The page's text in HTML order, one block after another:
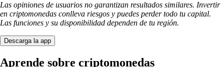
Las opiniones de usuarios no garantizan resultados similares. Invertir
en criptomonedas conlleva riesgos y puedes perder todo tu capital.
Las funciones y su disponibilidad dependen de tu región.
Descarga la app
Aprende sobre criptomonedas